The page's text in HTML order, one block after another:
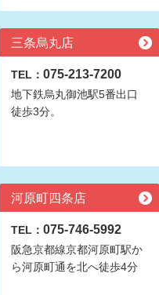
三条烏丸店
TEL： 075-213-7200
地下鉄烏丸御池駅5番出口
徒歩3分。
河原町四条店
TEL： 075-746-5992
阪急京都線京都河原町駅か
ら河原町通を北へ徒歩4分